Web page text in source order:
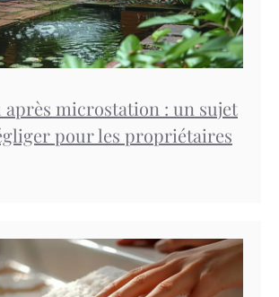
après microstation : un sujet
pour les propriétaires